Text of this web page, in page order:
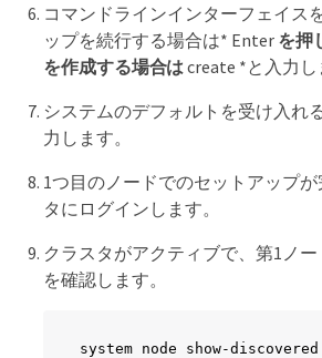
コマンドラインインターフェイス
ップを続行する場合は* Enter を押
を作成する場合は create *と入力し
システムのデフォルトを受け入れ
力します。
1つ目のノードでのセットアップ
タにログインします。
クラスタがアクティブで、第1ノ
を確認します。
system node show-discovered